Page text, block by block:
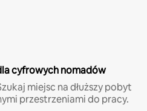
cyfrowych nomadów
miejsc na dłuższy pobyt
przestrzeniami do pracy.